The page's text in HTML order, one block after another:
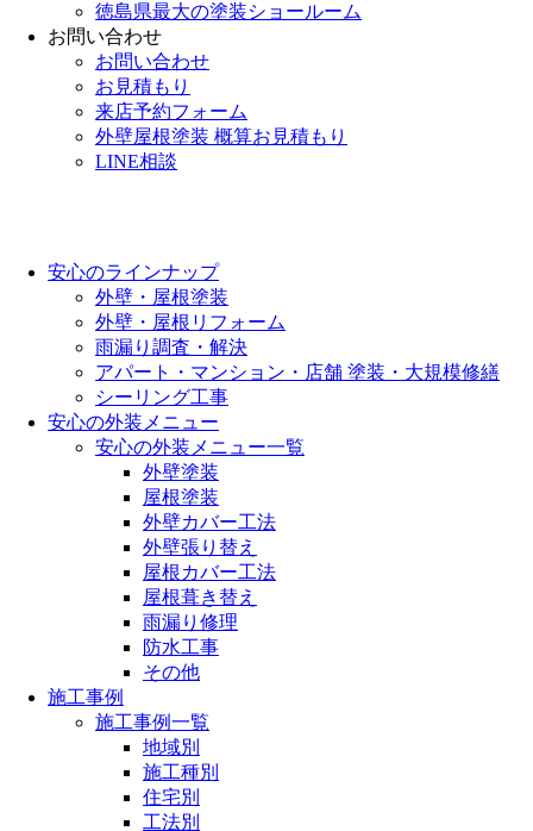
徳島県最大の塗装ショールーム
お問い合わせ
お問い合わせ
お見積もり
来店予約フォーム
外壁屋根塗装 概算お見積もり
LINE相談
安心のラインナップ
外壁・屋根塗装
外壁・屋根リフォーム
雨漏り調査・解決
アパート・マンション・店舗 塗装・大規模修繕
シーリング工事
安心の外装メニュー
安心の外装メニュー一覧
外壁塗装
屋根塗装
外壁カバー工法
外壁張り替え
屋根カバー工法
屋根葺き替え
雨漏り修理
防水工事
その他
施工事例
施工事例一覧
地域別
施工種別
住宅別
工法別